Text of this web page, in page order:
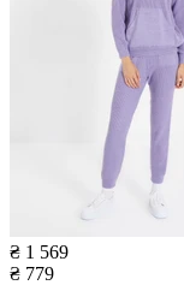
₴ 1 569
₴ 779